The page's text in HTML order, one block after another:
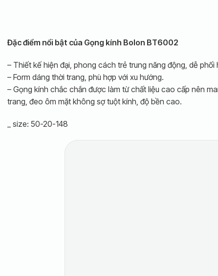
Đặc điểm nổi bật của Gọng kính Bolon BT6002
– Thiết kế hiện đại, phong cách trẻ trung năng động, dễ
– Form dáng thời trang, phù hợp với xu hướng.
– Gọng kính chắc chắn được làm từ chất liệu cao cấp nên
trang, đeo ôm mặt không sợ tuột kính, độ bền cao.
_ size: 50-20-148